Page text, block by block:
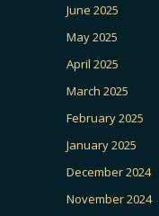
June 2025
May 2025
April 2025
March 2025
February 2025
January 2025
December 2024
November 2024